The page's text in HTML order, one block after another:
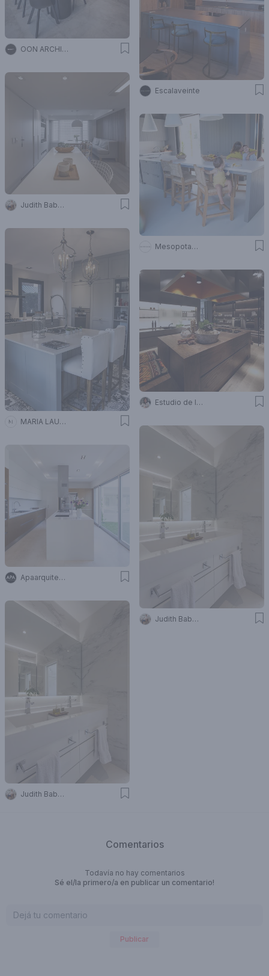
OON ARCHITECTURE
Escalaveinte
Judith Babour
Mesopotamia Ba
MARIA LAURA PICCOLO ARQUITECTA
Estudio de Int Diana Gradel
Apaarquitectura
Judith Babour
Judith Babour
Comentarios
Todavía no hay comentarios
Sé el/la primero/a en publicar un comentario!
Publicar